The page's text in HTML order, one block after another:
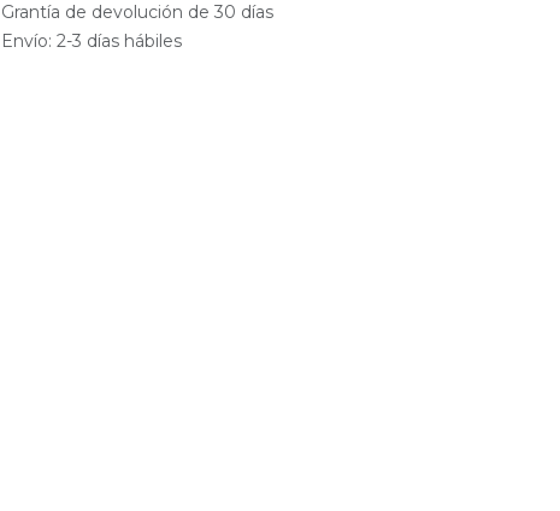
Grantía de devolución de 30 días
Envío: 2-3 días hábiles